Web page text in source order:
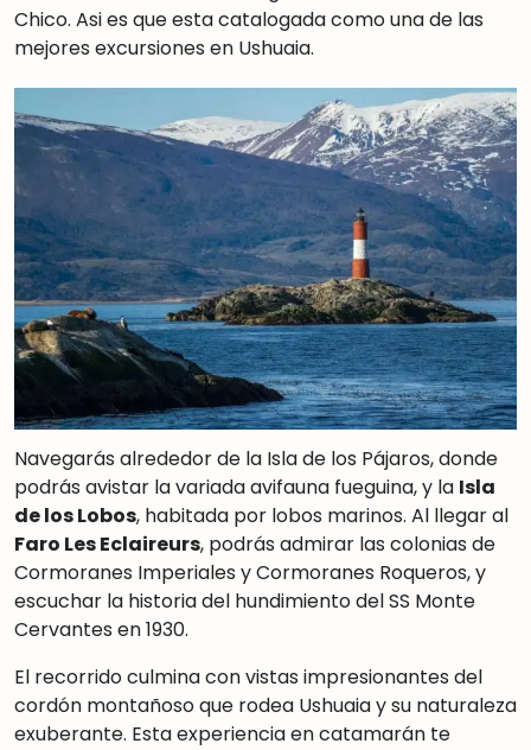
Chico. Asi es que esta catalogada como una de las
mejores excursiones en Ushuaia.
Navegarás alrededor de la Isla de los Pájaros, donde
podrás avistar la variada avifauna fueguina, y la Isla
de los Lobos, habitada por lobos marinos. Al llegar al
Faro Les Eclaireurs, podrás admirar las colonias de
Cormoranes Imperiales y Cormoranes Roqueros, y
escuchar la historia del hundimiento del SS Monte
Cervantes en 1930.
El recorrido culmina con vistas impresionantes del
cordón montañoso que rodea Ushuaia y su naturaleza
exuberante. Esta experiencia en catamarán te